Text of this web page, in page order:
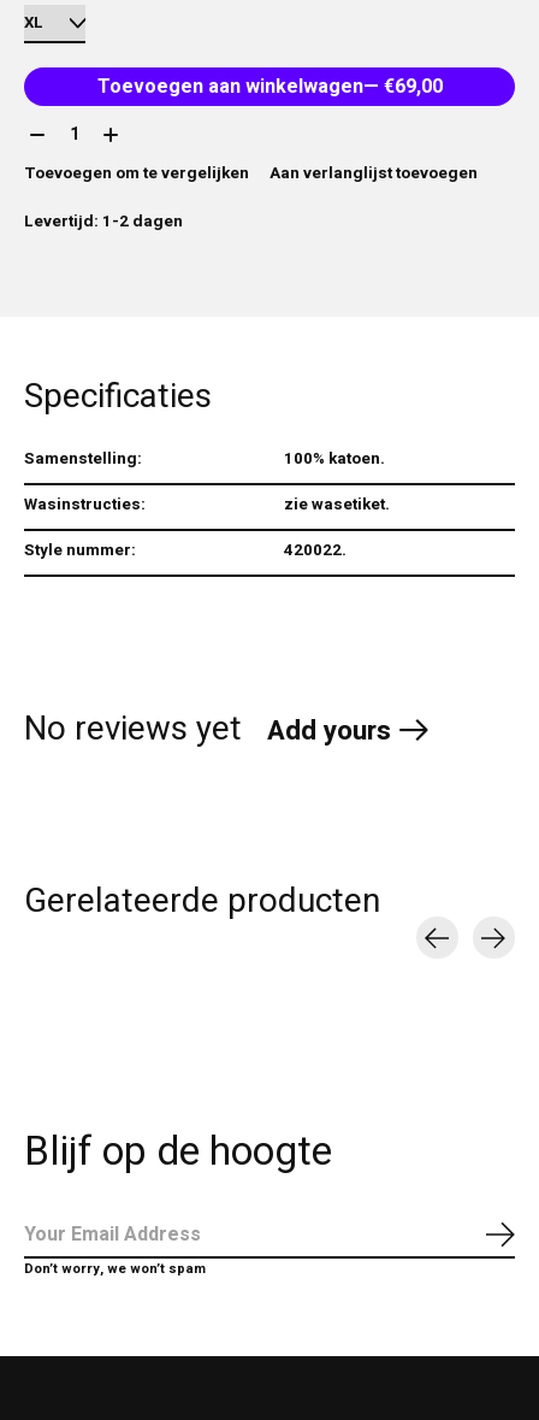
Toevoegen aan winkelwagen
— €69,00
Aantal:
Toevoegen om te vergelijken
Aan verlanglijst toevoegen
Levertijd: 1-2 dagen
Specificaties
Samenstelling:
100% katoen.
Wasinstructies:
zie wasetiket.
Style nummer:
420022.
No reviews yet Add yours
Gerelateerde producten
Blijf op de hoogte
Don’t worry, we won’t spam